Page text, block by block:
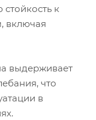
к
включая
выдерживает
что
в